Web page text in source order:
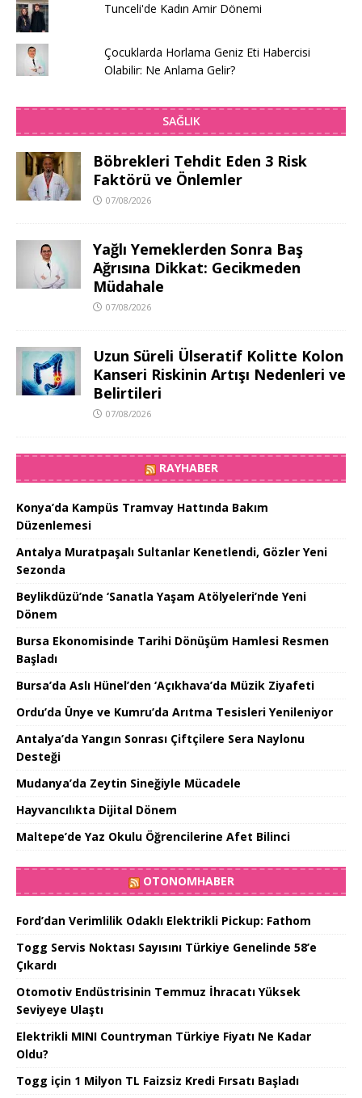
Tunceli'de Kadın Amir Dönemi
Çocuklarda Horlama Geniz Eti Habercisi
Olabilir: Ne Anlama Gelir?
SAĞLIK
Böbrekleri Tehdit Eden 3 Risk
Faktörü ve Önlemler
07/08/2026
Yağlı Yemeklerden Sonra Baş
Ağrısına Dikkat: Gecikmeden
Müdahale
07/08/2026
Uzun Süreli Ülseratif Kolitte Kolon
Kanseri Riskinin Artışı Nedenleri ve
Belirtileri
07/08/2026
RAYHABER
Konya’da Kampüs Tramvay Hattında Bakım
Düzenlemesi
Antalya Muratpaşalı Sultanlar Kenetlendi, Gözler Yeni
Sezonda
Beylikdüzü’nde ‘Sanatla Yaşam Atölyeleri’nde Yeni
Dönem
Bursa Ekonomisinde Tarihi Dönüşüm Hamlesi Resmen
Başladı
Bursa’da Aslı Hünel’den ‘Açıkhava’da Müzik Ziyafeti
Ordu’da Ünye ve Kumru’da Arıtma Tesisleri Yenileniyor
Antalya’da Yangın Sonrası Çiftçilere Sera Naylonu
Desteği
Mudanya’da Zeytin Sineğiyle Mücadele
Hayvancılıkta Dijital Dönem
Maltepe’de Yaz Okulu Öğrencilerine Afet Bilinci
OTONOMHABER
Ford’dan Verimlilik Odaklı Elektrikli Pickup: Fathom
Togg Servis Noktası Sayısını Türkiye Genelinde 58’e
Çıkardı
Otomotiv Endüstrisinin Temmuz İhracatı Yüksek
Seviyeye Ulaştı
Elektrikli MINI Countryman Türkiye Fiyatı Ne Kadar
Oldu?
Togg için 1 Milyon TL Faizsiz Kredi Fırsatı Başladı